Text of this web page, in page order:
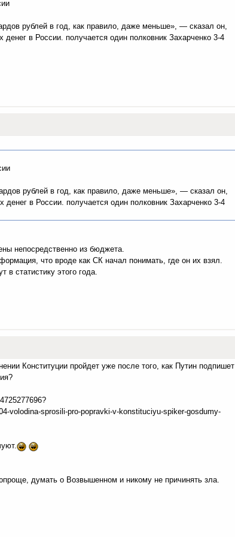
рублей в год, как правило, даже меньше», — сказал он,
в России. получается один полковник Захарченко 3-4
рублей в год, как правило, даже меньше», — сказал он,
в России. получается один полковник Захарченко 3-4
непосредственно из бюджета.
что вроде как СК начал понимать, где он их взял.
статистику этого года.
Конституции пройдет уже после того, как Путин подпишет
volodina-sprosili-pro-popravki-v-konstituciyu-spiker-gosdumy-
думать о Возвышенном и никому не причинять зла.